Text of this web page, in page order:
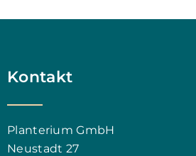
Kontakt
Planterium GmbH
Neustadt 27